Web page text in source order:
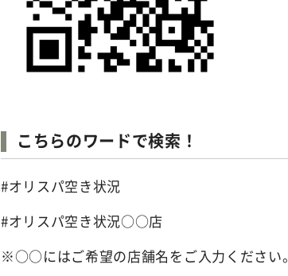
こちらのワードで検索！
#オリスパ空き状況
#オリスパ空き状況○○店
※○○にはご希望の店舗名をご入力ください。